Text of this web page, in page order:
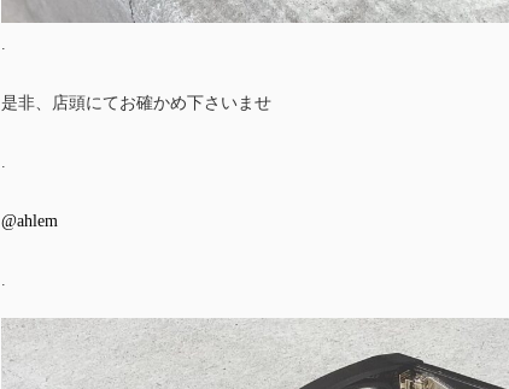
是非、店頭にてお確かめ下さいませ
@ahlem